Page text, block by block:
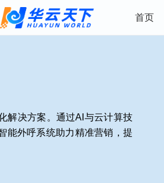
首页
解决方案。通过AI与云计算技
能外呼系统助力精准营销，提